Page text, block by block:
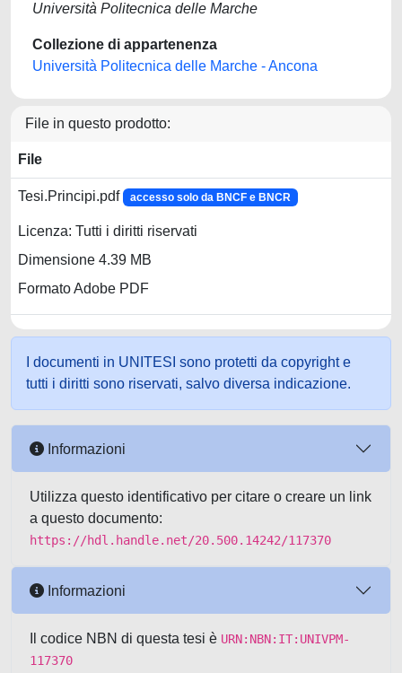
Università Politecnica delle Marche
Collezione di appartenenza
Università Politecnica delle Marche - Ancona
File in questo prodotto:
File
Tesi.Principi.pdf accesso solo da BNCF e BNCR
Licenza: Tutti i diritti riservati
Dimensione 4.39 MB
Formato Adobe PDF
I documenti in UNITESI sono protetti da copyright e
tutti i diritti sono riservati, salvo diversa indicazione.
Informazioni
Utilizza questo identificativo per citare o creare un link
a questo documento:
https://hdl.handle.net/20.500.14242/117370
Informazioni
Il codice NBN di questa tesi è URN:NBN:IT:UNIVPM-
117370